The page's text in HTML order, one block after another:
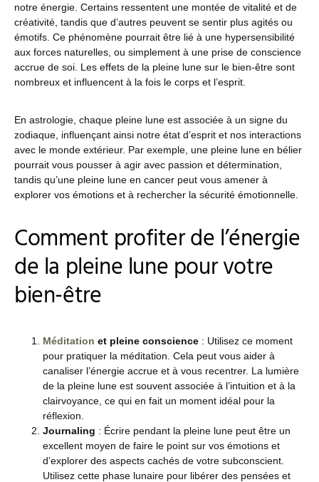
notre énergie. Certains ressentent une montée de vitalité et de
créativité, tandis que d’autres peuvent se sentir plus agités ou
émotifs. Ce phénomène pourrait être lié à une hypersensibilité
aux forces naturelles, ou simplement à une prise de conscience
accrue de soi. Les effets de la pleine lune sur le bien-être sont
nombreux et influencent à la fois le corps et l’esprit.
En astrologie, chaque pleine lune est associée à un signe du
zodiaque, influençant ainsi notre état d’esprit et nos interactions
avec le monde extérieur. Par exemple, une pleine lune en bélier
pourrait vous pousser à agir avec passion et détermination,
tandis qu’une pleine lune en cancer peut vous amener à
explorer vos émotions et à rechercher la sécurité émotionnelle.
Comment profiter de l’énergie
de la pleine lune pour votre
bien-être
Méditation et pleine conscience : Utilisez ce moment
pour pratiquer la méditation. Cela peut vous aider à
canaliser l’énergie accrue et à vous recentrer. La lumière
de la pleine lune est souvent associée à l’intuition et à la
clairvoyance, ce qui en fait un moment idéal pour la
réflexion.
Journaling : Écrire pendant la pleine lune peut être un
excellent moyen de faire le point sur vos émotions et
d’explorer des aspects cachés de votre subconscient.
Utilisez cette phase lunaire pour libérer des pensées et